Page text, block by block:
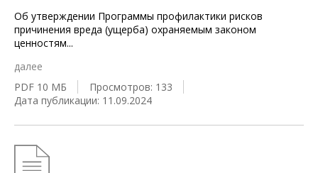
Об утверждении Программы профилактики рисков
причинения вреда (ущерба) охраняемым законом
ценностям...
далее
PDF 10 МБ
Просмотров: 133
Дата публикации: 11.09.2024